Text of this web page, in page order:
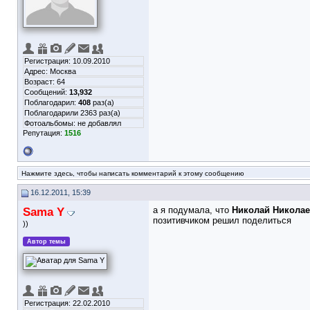
Регистрация: 10.09.2010
Адрес: Москва
Возраст: 64
Сообщений: 13,932
Поблагодарил: 408 раз(а)
Поблагодарили 2363 раз(а)
Фотоальбомы: не добавлял
Репутация: 1516
Нажмите здесь, чтобы написать комментарий к этому сообщению
16.12.2011, 15:39
Sama Y
))
Автор темы
Регистрация: 22.02.2010
а я подумала, что Николай
позитивчиком решил поделиться